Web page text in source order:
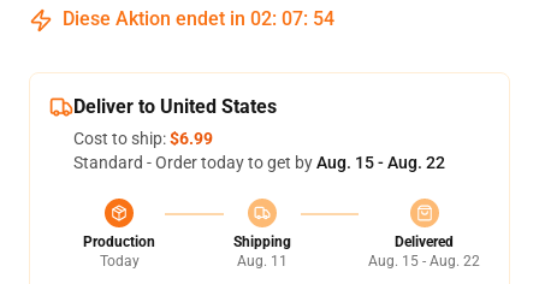
Diese Aktion endet in 02: 07: 53
Deliver to United States
Cost to ship:$6.99
Standard - Order today to get byAug. 15 - Aug. 22
Production
Today
Shipping
Aug. 11
Delivered
Aug. 15 - Aug. 22